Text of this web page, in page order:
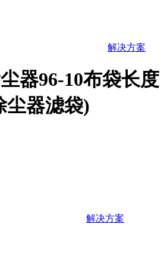
解决方案
器96-10布袋长度
尘器滤袋)
解决方案